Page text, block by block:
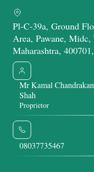
Pl-C-39a, Ground
Area, Pawane,
Maharashtra,
Mr Kamal
Shah
Proprietor
08037735467